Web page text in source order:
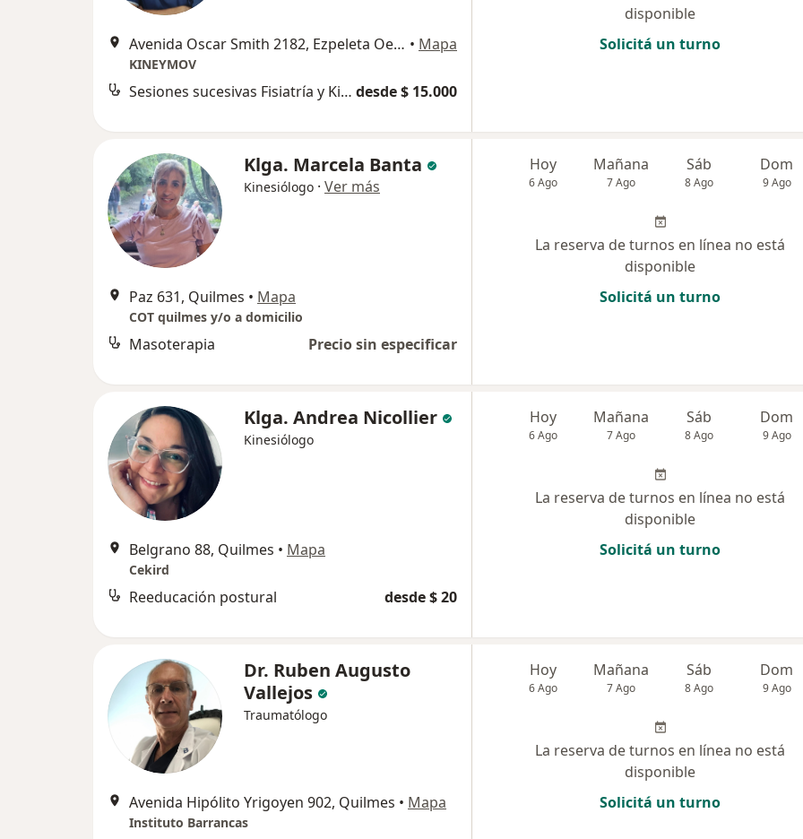
Avenida Oscar Smith 2182, Ezpeleta Oeste • Mapa
KINEYMOV
Sesiones sucesivas Fisiatría y Kinesiología desde $ 15.000
disponible
Solicitá un turno
Klga. Marcela Banta
Kinesiólogo · Ver más
Paz 631, Quilmes • Mapa
COT quilmes y/o a domicilio
Masoterapia Precio sin especificar
Hoy
6 Ago
Mañana
7 Ago
Sáb
8 Ago
Dom
9 Ago
La reserva de turnos en línea no está
disponible
Solicitá un turno
Klga. Andrea Nicollier
Kinesiólogo
Belgrano 88, Quilmes • Mapa
Cekird
Reeducación postural desde $ 20
Hoy
6 Ago
Mañana
7 Ago
Sáb
8 Ago
Dom
9 Ago
La reserva de turnos en línea no está
disponible
Solicitá un turno
Dr. Ruben Augusto
Vallejos
Traumatólogo
Avenida Hipólito Yrigoyen 902, Quilmes • Mapa
Instituto Barrancas
Hoy
6 Ago
Mañana
7 Ago
Sáb
8 Ago
Dom
9 Ago
La reserva de turnos en línea no está
disponible
Solicitá un turno